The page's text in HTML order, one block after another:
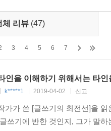
도 조금은 반박하고 싶다. 공
. 그런 면에서 은유는 작가가
이야기들을 선물”받기 때문
은유 자신과 가족부터 가까운
자, 여성혐오 사회를 바꾸려
그들의 가족 등 우리가 일부
인의 아픔에 공감하려 애쓰
체 리뷰 (47)
3 4 5 6 7
인을 이해하기 위해서는 타
k*****1 2019-04-02 신고
가가 쓴 [글쓰기의 최전선]을
쓰기에 반한 것인지, 그가 말